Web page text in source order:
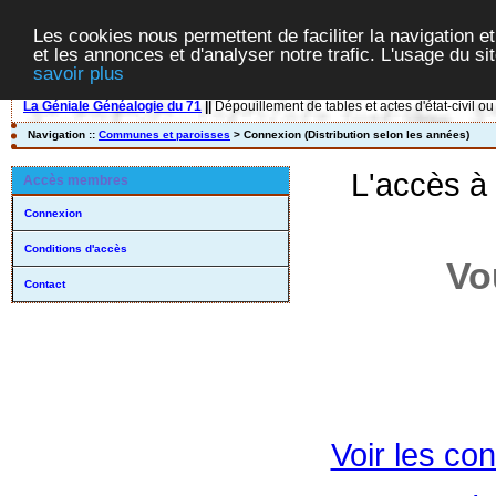
Les cookies nous permettent de faciliter la navigation
et les annonces et d'analyser notre trafic. L'usage du
savoir plus
La Géniale Généalogie du 71 Dépouillement de tables et actes d'état-civil
Navigation :: Communes et paroisses > Connexion (Distribution selon les années)
Accès membres
Connexion
Conditions d'accès
Contact
L'accès
Voir les